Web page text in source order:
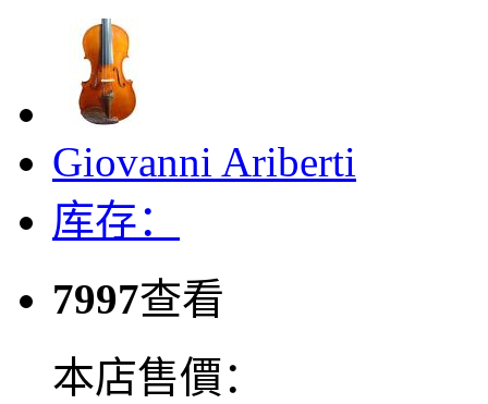
Giovanni Ariberti
库存：
7997查看
本店售價：